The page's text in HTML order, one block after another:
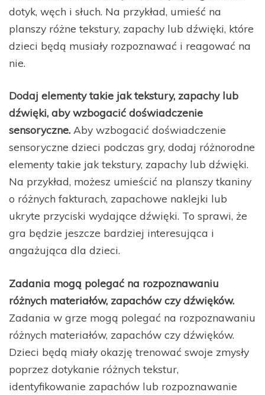
dotyk, węch i słuch. Na przykład, umieść na
planszy różne tekstury, zapachy lub dźwięki, które
dzieci będą musiały rozpoznawać i reagować na
nie.
Dodaj elementy takie jak tekstury, zapachy lub
dźwięki, aby wzbogacić doświadczenie
sensoryczne. Aby wzbogacić doświadczenie
sensoryczne dzieci podczas gry, dodaj różnorodne
elementy takie jak tekstury, zapachy lub dźwięki.
Na przykład, możesz umieścić na planszy tkaniny
o różnych fakturach, zapachowe naklejki lub
ukryte przyciski wydające dźwięki. To sprawi, że
gra będzie jeszcze bardziej interesująca i
angażująca dla dzieci.
Zadania mogą polegać na rozpoznawaniu
różnych materiałów, zapachów czy dźwięków.
Zadania w grze mogą polegać na rozpoznawaniu
różnych materiałów, zapachów czy dźwięków.
Dzieci będą miały okazję trenować swoje zmysły
poprzez dotykanie różnych tekstur,
identyfikowanie zapachów lub rozpoznawanie